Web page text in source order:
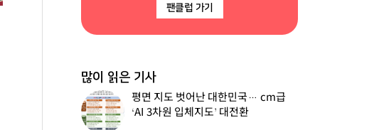
팬클럽 가기
많이 읽은 기사
평면 지도 벗어난 대한민국… cm급
‘AI 3차원 입체지도’ 대전환